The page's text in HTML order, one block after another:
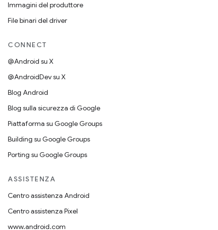
Immagini del produttore
File binari del driver
CONNECT
@Android su X
@AndroidDev su X
Blog Android
Blog sulla sicurezza di Google
Piattaforma su Google Groups
Building su Google Groups
Porting su Google Groups
ASSISTENZA
Centro assistenza Android
Centro assistenza Pixel
www.android.com